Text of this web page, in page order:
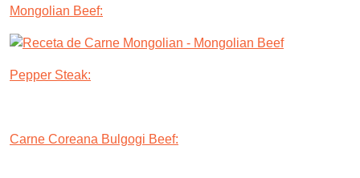
Mongolian Beef:
Pepper Steak:
Carne Coreana Bulgogi Beef: